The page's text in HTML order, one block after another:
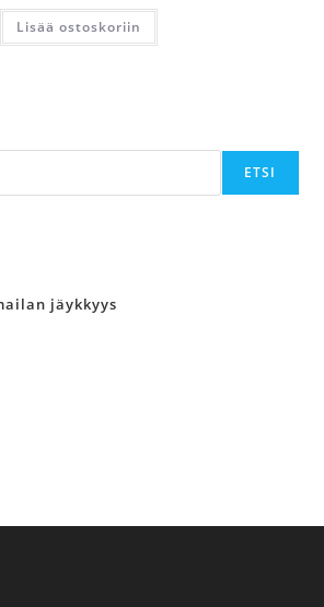
Lisää ostoskoriin
ETSI
jäykkyys